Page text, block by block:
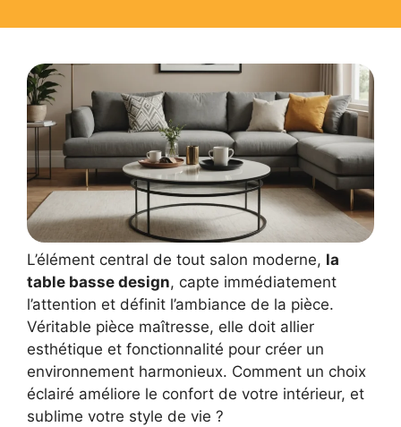
L’élément central de tout salon moderne, la
table basse design, capte immédiatement
l’attention et définit l’ambiance de la pièce.
Véritable pièce maîtresse, elle doit allier
esthétique et fonctionnalité pour créer un
environnement harmonieux. Comment un choix
éclairé améliore le confort de votre intérieur, et
sublime votre style de vie ?